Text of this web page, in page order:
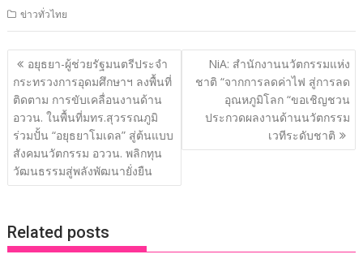
e
b
o
o
k
itt
er
k
e
dI
n
e p
y
Li
k
ar
e
ข่าวทั่วไทย
แนะแนว
เรื่อง
อยุธยา-ผู้ช่วยรัฐมนตรีประจำ
กระทรวงการอุดมศึกษาฯ ลงพื้นที่
ติดตาม การขับเคลื่อนงานด้าน
อววน. ในพื้นที่มทร.สุวรรณภูมิ
ร่วมปั้น “อยุธยาโมเดล” สู่ต้นแบบ
สังคมนวัตกรรม อววน. พลิกทุน
วัฒนธรรมสู่พลังพัฒนายั่งยืน
NiA: สำนักงานนวัตกรรมแห่ง
ชาติ “จากการลดค่าไฟ สู่การลด
อุณหภูมิโลก “ขอเชิญชวน
ประกวดผลงานด้านนวัตกรรม
เวทีระดับชาติ
Related posts